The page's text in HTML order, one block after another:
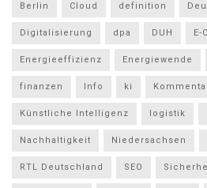
Berlin Cloud definition
Digitalisierung dpa DUH E-
Energieeffizienz Energiewende
finanzen Info ki
Künstliche Intelligenz logistik
Nachhaltigkeit Niedersachsen
RTL Deutschland SEO